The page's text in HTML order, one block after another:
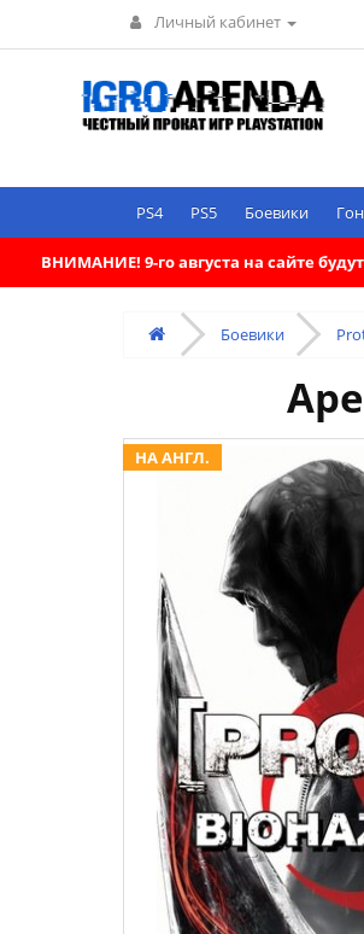
Личный кабинет
PS4 PS5 Боевики
ВНИМАНИЕ! 9-го августа на сайте
Боевики
НА АНГЛ.